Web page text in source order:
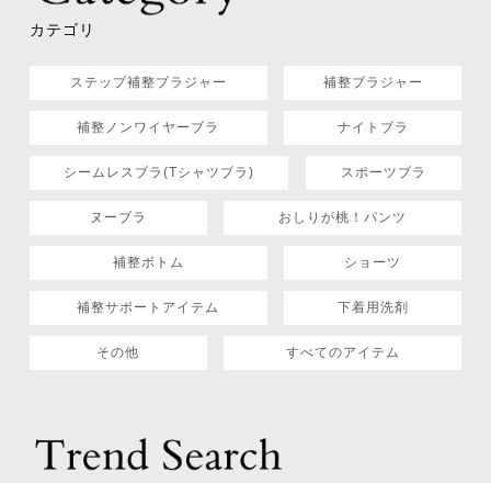
カテゴリ
ステップ補整ブラジャー 補整ブラジャー
補整ノンワイヤーブラ ナイトブラ
シームレスブラ(Tシャツブラ) スポーツブラ
ヌーブラ おしりが桃！パンツ
補整ボトム ショーツ
補整サポートアイテム 下着用洗剤
その他 すべてのアイテム